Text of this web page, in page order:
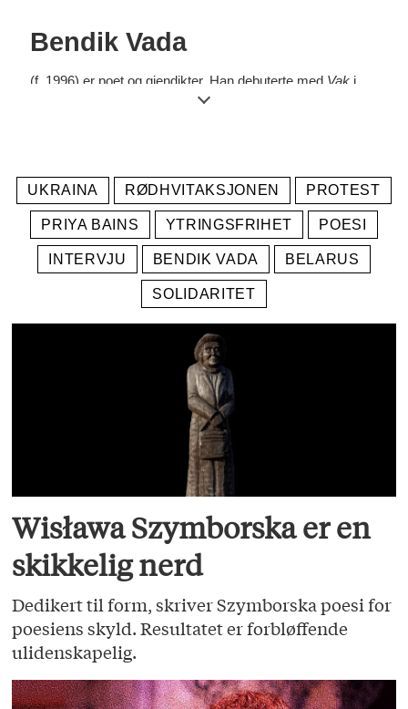
til belarusiske forfattere under Lukasjenkos diktatur, men
er blitt utvidet til å gjelde alle forfattere fra områder preget
av manglende ytringsfrihet, vold og vilkårlige fengslinger.
Bendik Vada
(f. 1996) er poet og gjendikter. Han debuterte med Vak i
UKRAINA RØDHVITAKSJONEN PROTEST
PRIYA BAINS YTRINGSFRIHET POESI
INTERVJU BENDIK VADA BELARUS
SOLIDARITET
Wisława Szymborska er en
skikkelig nerd
Dedikert til form, skriver Szymborska poesi for
poesiens skyld. Resultatet er forbløffende
ulidenskapelig.